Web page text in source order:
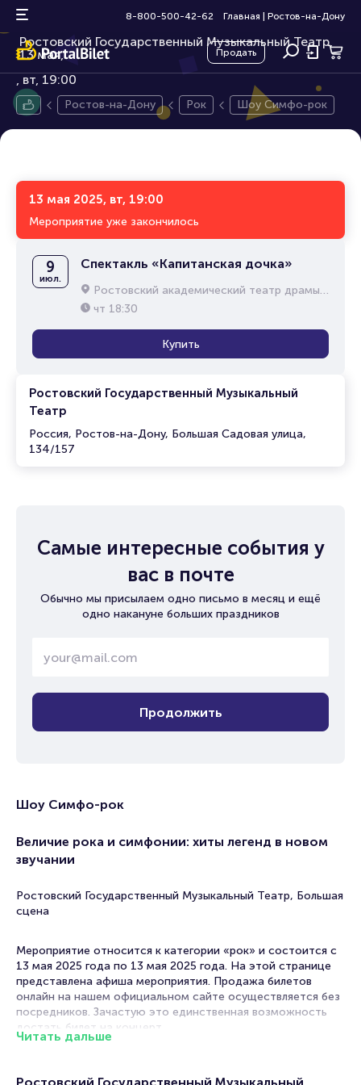
8-800-500-42-62 Главная Ростов-на-Дону
Продать
Шоу Симфо-рок
Ростовский Государственный Музыкальный Театр,
13 мая,
16+
вт, 19:00
Ростов-на-Дону Рок Шоу Симфо-рок
13 мая 2025, вт, 19:00
Мероприятие уже закончилось
Ростовский Государственный Музыкальный
Театр
Россия, Ростов-на-Дону, Большая Садовая улица,
134/157
9
июл.
Спектакль «Капитанская дочка»
Ростовский академический театр драмы им. М.Горького
чт 18:30
Купить
Самые интересные события у
вас в почте
Обычно мы присылаем одно письмо в месяц и ещё
одно накануне больших праздников
Продолжить
Шоу Симфо-рок
Величие рока и симфонии: хиты легенд в новом
звучании
Ростовский Государственный Музыкальный Театр, Большая
сцена
Мероприятие относится к категории «рок» и состоится с
13 мая 2025 года по 13 мая 2025 года. На этой странице
представлена афиша мероприятия. Продажа билетов
онлайн на нашем официальном сайте осуществляется без
посредников. Зачастую это единственная возможность
достать билет на концерт.
Читать дальше